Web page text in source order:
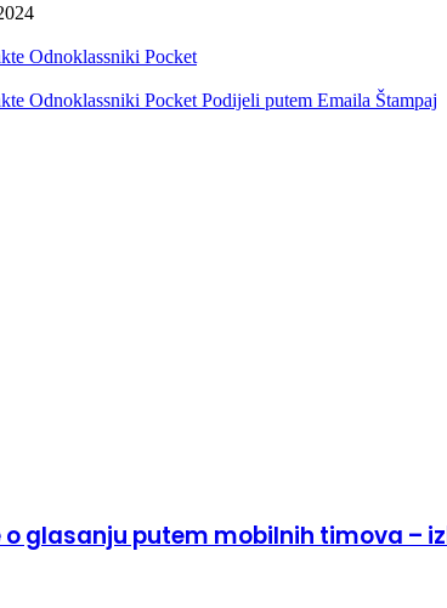
Odnoklassniki Pocket
Odnoklassniki Pocket Podijeli putem Emaila Štampaj
glasanju putem mobilnih timova –